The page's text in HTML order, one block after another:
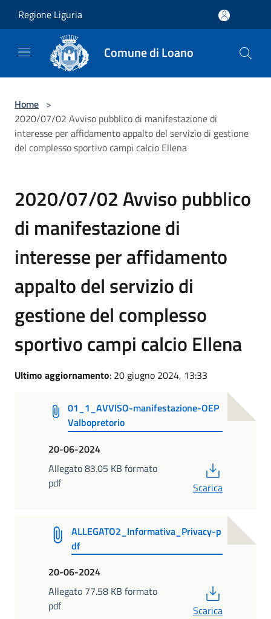
Regione Liguria
Comune di Loano
Home >
2020/07/02 Avviso pubblico di manifestazione di
interesse per affidamento appalto del servizio di gestione
del complesso sportivo campi calcio Ellena
2020/07/02 Avviso pubblico
di manifestazione di
interesse per affidamento
appalto del servizio di
gestione del complesso
sportivo campi calcio Ellena
Ultimo aggiornamento: 20 giugno 2024, 13:33
01_1_AVVISO-manifestazione-OEP
Valbopretorio
20-06-2024
Allegato 83.05 KB formato
pdf
Scarica
ALLEGATO2_Informativa_Privacy-p
df
20-06-2024
Allegato 77.58 KB formato
pdf
Scarica